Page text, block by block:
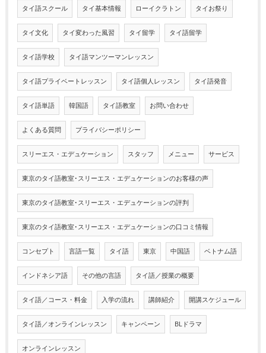
タイ語スクール タイ基本情報 ローイクラトン タイお祭り
タイ文化 タイ変わった風習 タイ留学 タイ語留学
タイ語学校 タイ語マンツーマンレッスン
タイ語プライベートレッスン タイ語個人レッスン タイ語発音
タイ語単語 韓国語 タイ語教室 お問い合わせ
よくある質問 プライバシーポリシー
スリーエス・エデュケーション スタッフ メニュー サービス
東京のタイ語教室･スリーエス・エデュケーションのお客様の声
東京のタイ語教室･スリーエス・エデュケーションの評判
東京のタイ語教室･スリーエス・エデュケーションの口コミ情報
コンセプト 言語一覧 タイ語 東京 中国語 ベトナム語
インドネシア語 その他の言語 タイ語／授業の概要
タイ語／コース・料金 入学の流れ 講師紹介 開講スケジュール
タイ語／オンラインレッスン キャンペーン BLドラマ
オンラインレッスン